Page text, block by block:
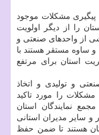
مشكلات موجود
را از دیگر اولویت
از واحدهای صنعتی و
و ساوه مستقر هستند با
استان برای مرتفع
و تولیدی و اتخاذ
را مورد تاكید
نمایندگان استان
و سایر مدیران استانی
هستند تا ضمن حفظ